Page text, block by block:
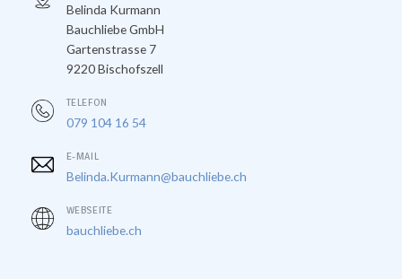
Belinda Kurmann
Bauchliebe GmbH
Gartenstrasse 7
9220 Bischofszell
TELEFON
079 104 16 54
E-MAIL
Belinda.Kurmann@bauchliebe.ch
WEBSEITE
bauchliebe.ch